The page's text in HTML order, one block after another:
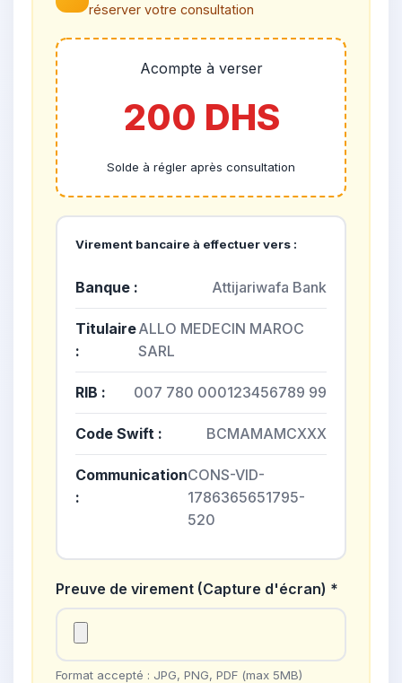
réserver votre consultation
Acompte à verser
200 DHS
Solde à régler après consultation
Virement bancaire à effectuer vers :
Banque : Attijariwafa Bank
Titulaire
:
ALLO MEDECIN MAROC
SARL
RIB : 007 780 000123456789 99
Code Swift : BCMAMAMCXXX
Communication
:
CONS-VID-
1786365651795-
520
Preuve de virement (Capture d'écran) *
Format accepté : JPG, PNG, PDF (max 5MB)